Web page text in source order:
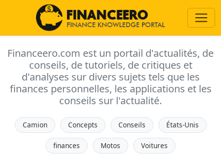
Financeero.com est un portail d'actualités, de
conseils, de tutoriels, de critiques et
d'analyses sur divers sujets tels que les
finances personnelles, les applications et les
conseils sur l'actualité.
Camion Concepts Conseils États-Unis
finances Motos Voitures